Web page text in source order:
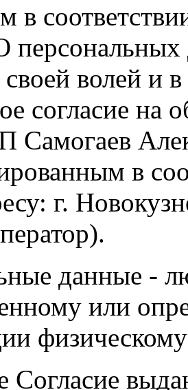
в
волей и
согласие на
Самогаев
в
г.
данные -
или
Согласие